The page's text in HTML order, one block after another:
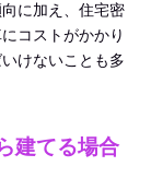
に加え、住宅密
コストがかかり
けないことも多
建てる場合